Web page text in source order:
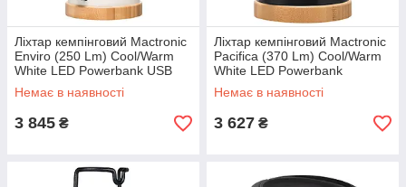
Ліхтар кемпінговий Mactronic
Enviro (250 Lm) Cool/Warm
White LED Powerbank USB
Recharge (ACL0112)
Немає в наявності
3 845 ₴
Ліхтар кемпінговий Mactronic
Pacifica (370 Lm) Cool/Warm
White LED Powerbank
Recharg Type-C (ACL0113)
Немає в наявності
3 627 ₴